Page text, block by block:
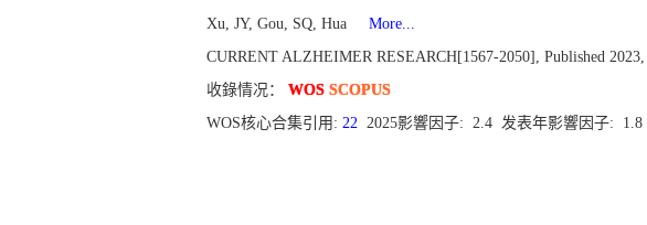
Xu, JY, Gou, SQ, Hua
More...
CURRENT ALZHEIMER RESEARCH[1567-2050], Published 2023,
收錄情况： WOS SCOPUS
WOS核心合集引用: 22 2025影響因子: 2.4 发表年影響因子: 1.8